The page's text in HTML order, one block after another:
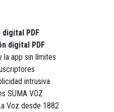
PDF
digital PDF
la app sin límites
intrusiva
SUMA VOZ
Voz desde 1882